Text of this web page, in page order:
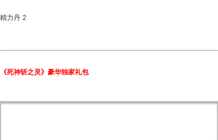
精力丹 2
《死神斩之灵》豪华独家礼包